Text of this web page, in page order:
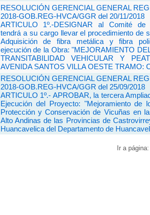
RESOLUCIÓN GERENCIAL GENERAL
2018-GOB.REG-HVCA/GGR del 20/11/2018
ARTICULO 1º.-DESIGNAR al Comité de
tendrá a su cargo llevar el procedimiento de
Adquisición de fibra metálica y fibra
ejecución de la Obra: "MEJORAMIENTO
TRANSITABILIDAD VEHICULAR Y
AVENIDA SANTOS VILLA OESTE TRAMO:
RESOLUCIÓN GERENCIAL GENERAL
2018-GOB.REG-HVCA/GGR del 25/09/2018
ARTICULO 1º.- APROBAR, la tercera
Ejecución del Proyecto: "Mejoramiento de
Protección y Conservación de Vicuñas en
Alto Andinas de las Provincias de
Huancavelica del Departamento de
Ir a